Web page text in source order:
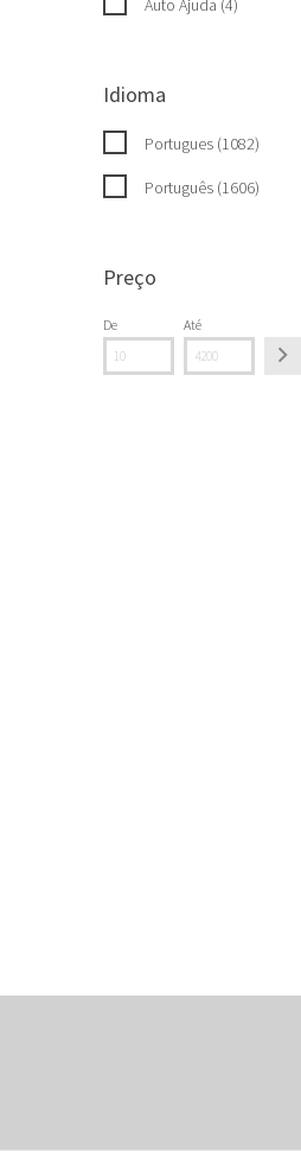
Auto Ajuda (4)
Idioma
Portugues (1082)
Português (1606)
Preço
De Até